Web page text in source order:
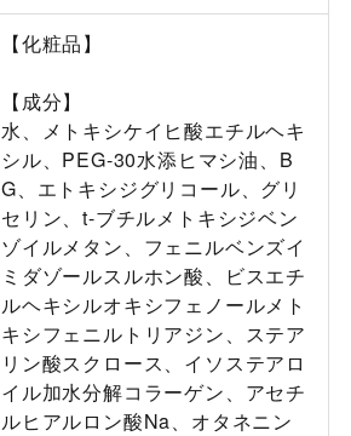
【化粧品】
【成分】
水、メトキシケイヒ酸エチルヘキ
シル、PEG-30水添ヒマシ油、B
G、エトキシジグリコール、グリ
セリン、t-ブチルメトキシジベン
ゾイルメタン、フェニルベンズイ
ミダゾールスルホン酸、ビスエチ
ルヘキシルオキシフェノールメト
キシフェニルトリアジン、ステア
リン酸スクロース、イソステアロ
イル加水分解コラーゲン、アセチ
ルヒアルロン酸Na、オタネニン